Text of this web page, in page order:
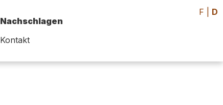
Nachschlagen
Kontakt
F D